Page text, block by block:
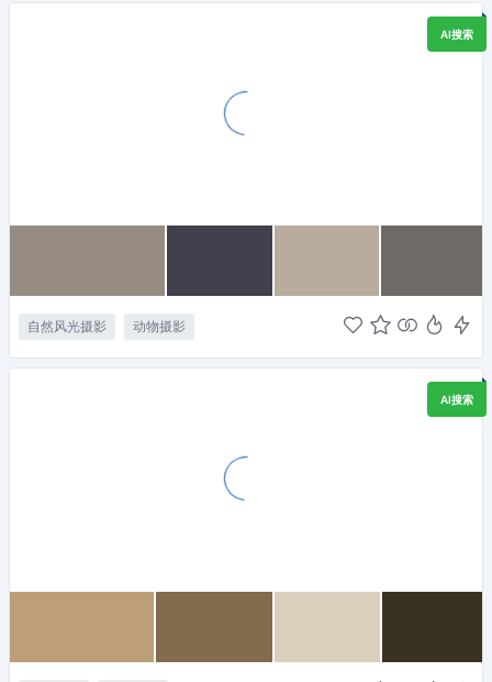
AI搜索
自然风光摄影 动物摄影
AI搜索